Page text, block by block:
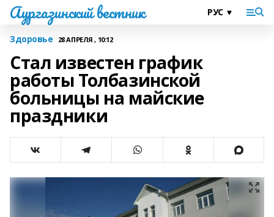
Аургазинский вестник
Здоровье 28 АПРЕЛЯ , 10:12
Стал известен график
работы Толбазинской
больницы на майские
праздники